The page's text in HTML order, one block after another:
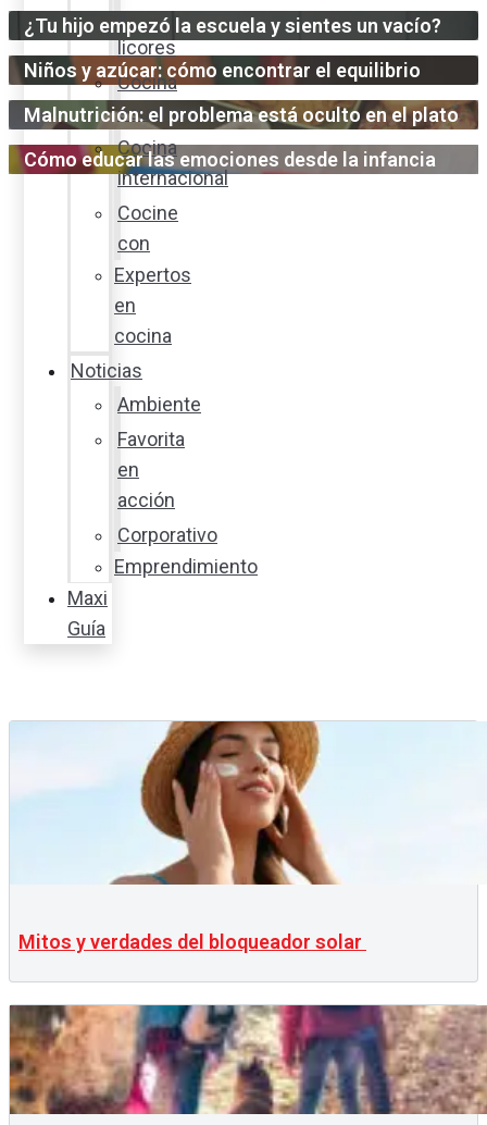
y
licores
Cocina
ecuatoriana
Cocina
internacional
Cocine
con
Expertos
en
cocina
Noticias
Ambiente
Favorita
en
acción
Corporativo
Emprendimiento
Maxi
Guía
¿Tu hijo empezó la escuela y sientes un vacío?
Niños y azúcar: cómo encontrar el equilibrio
Malnutrición: el problema está oculto en el plato
Cómo educar las emociones desde la infancia
Mitos y verdades del bloqueador solar